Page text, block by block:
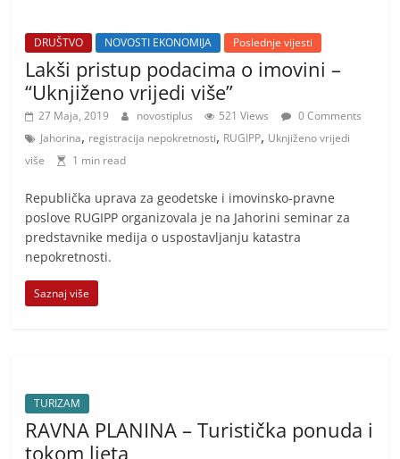
DRUŠTVO NOVOSTI EKONOMIJA Poslednje vijesti
Lakši pristup podacima o imovini –
“Uknjiženo vrijedi više”
27 Maja, 2019 novostiplus 521 Views
0 Comments
Jahorina, registracija nepokretnosti, RUGIPP, Uknjiženo vrijedi
više
1 min read
Republička uprava za geodetske i imovinsko-pravne
poslove RUGIPP organizovala je na Jahorini seminar za
predstavnike medija o uspostavljanju katastra
nepokretnosti.
Saznaj više
TURIZAM
RAVNA PLANINA – Turistička ponuda i
tokom ljeta